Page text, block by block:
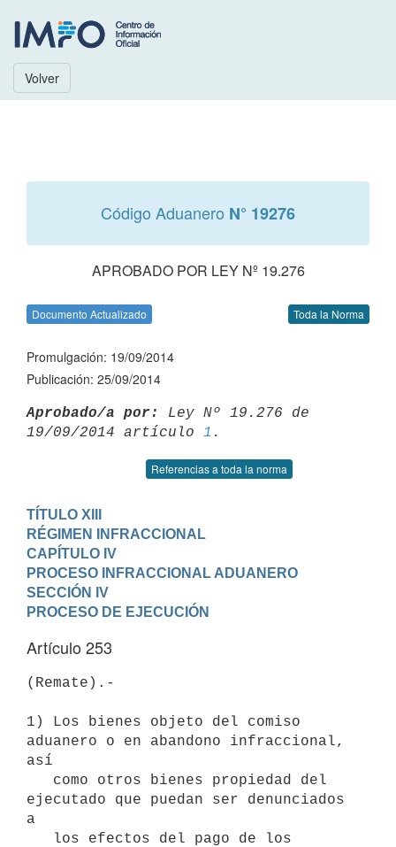
Volver
Código Aduanero N° 19276
APROBADO POR LEY Nº 19.276
Documento Actualizado Toda la Norma
Promulgación: 19/09/2014
Publicación: 25/09/2014
Aprobado/a por:
Ley Nº 19.276 de
19/09/2014 artículo 1
Referencias a toda la norma
TÍTULO XIII
RÉGIMEN INFRACCIONAL
CAPÍTULO IV
PROCESO INFRACCIONAL ADUANERO
SECCIÓN IV
PROCESO DE EJECUCIÓN
Artículo 253
(Remate).-
1) Los bienes objeto del comiso
aduanero o en abandono infraccional,
así
ejecutado que puedan ser denunciados
a